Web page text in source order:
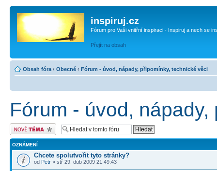
inspiruj.cz
Fórum pro Vaši vnitřní inspiraci - Inspiruj a nech se
Přejít na obsah
Obsah fóra ‹ Obecné ‹ Fórum - úvod, nápady, připomínky, technické věci
Fórum - úvod,
Odeslat nové téma
OZNÁMENÍ
Chcete spolutvořit tyto stránky?
od Petr » stř 29. dub 2009 21:49:43